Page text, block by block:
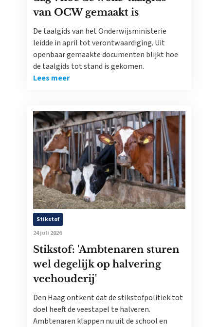
van OCW gemaakt is
De taalgids van het Onderwijsministerie
leidde in april tot verontwaardiging. Uit
openbaar gemaakte documenten blijkt hoe
de taalgids tot stand is gekomen.
Lees meer
Stikstof
24 juli 2026
Stikstof: 'Ambtenaren sturen
wel degelijk op halvering
veehouderij'
Den Haag ontkent dat de stikstofpolitiek tot
doel heeft de veestapel te halveren.
Ambtenaren klappen nu uit de school en